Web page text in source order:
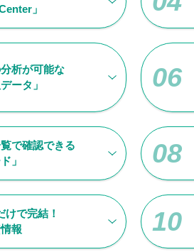
」
析が可能な
ータ」
で確認できる
」
で完結！
報